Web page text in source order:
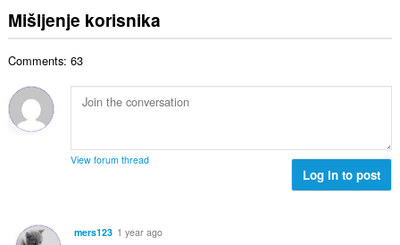
:
j
e
:
r
o
c
j
a
u
p
b
r
o
n
Mišljenje korisnika
Comments: 63
View forum thread
Log in to post
mers123 1 year ago